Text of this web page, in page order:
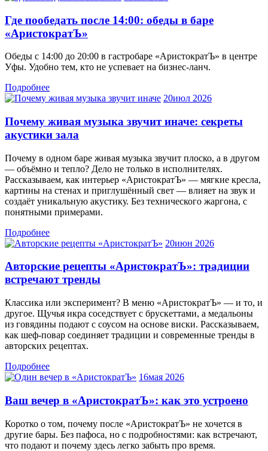
Где пообедать после 14:00: обеды в баре
«АристократЪ»
Обеды с 14:00 до 20:00 в гастробаре «АристократЪ» в центре
Уфы. Удобно тем, кто не успевает на бизнес-ланч.
Подробнее
20июл 2026
Почему живая музыка звучит иначе: секреты
акустики зала
Почему в одном баре живая музыка звучит плоско, а в другом
— объёмно и тепло? Дело не только в исполнителях.
Рассказываем, как интерьер «АристократЪ» — мягкие кресла,
картины на стенах и приглушённый свет — влияет на звук и
создаёт уникальную акустику. Без технического жаргона, с
понятными примерами.
Подробнее
20июн 2026
Авторские рецепты «АристократЪ»: традиции
встречают тренды
Классика или эксперимент? В меню «АристократЪ» — и то, и
другое. Щучья икра соседствует с брускеттами, а медальоны
из говядины подают с соусом на основе виски. Рассказываем,
как шеф-повар соединяет традиции и современные тренды в
авторских рецептах.
Подробнее
16мая 2026
Ваш вечер в «АристократЪ»: как это устроено
Коротко о том, почему после «АристократЪ» не хочется в
другие бары. Без пафоса, но с подробностями: как встречают,
что подают и почему здесь легко забыть про время.